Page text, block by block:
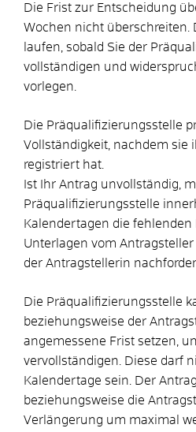
Die Frist zur Entscheidung
Wochen nicht überschreiten.
laufen, sobald Sie der
vollständigen und
vorlegen.
Die Präqualifizierungsstelle
Vollständigkeit, nachdem sie
registriert hat.
Ist Ihr Antrag unvollständig,
Präqualifizierungsstelle
Kalendertagen die
Unterlagen vom
der Antragstellerin
Die Präqualifizierungsstelle
beziehungsweise der
angemessene Frist setzen,
vervollständigen. Diese darf
Kalendertage sein. Der
beziehungsweise die
Verlängerung um maximal